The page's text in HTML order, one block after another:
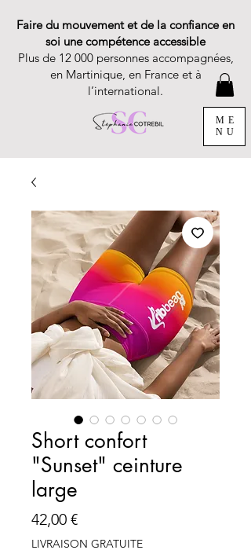
Faire du mouvement et de la confiance en
soi une compétence accessible
Plus de 12 000 personnes accompagnées,
en Martinique, en France et à
l’international.
ME
NU
Short confort
"Sunset" ceinture
large
42,00 €Precio
LIVRAISON GRATUITE